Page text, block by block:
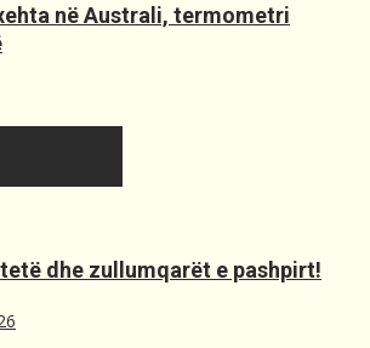
në Australi, termometri
dhe zullumqarët e pashpirt!